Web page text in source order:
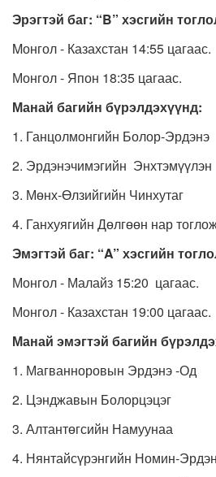
Эрэгтэй баг: “B” хэсгийн
Mонгол - Казахстан 14:55 цагаас.
Монгол - Япон 18:35 цагаас.
Манай багийн бүрэлдэхүүнд:
1. Ганцолмонгийн Болор-Эрдэнэ
2. Эрдэнэчимэгийн Энхтэмүүлэн
3. Мөнх-Өлзийгийн Чинхутаг
4. Ганхуягийн Дөлгөөн нар
Эмэгтэй баг: “A” хэсгийн
Монгол - Малайз 15:20 цагаас.
Монгол - Казахстан 19:00 цагаас.
Манай эмэгтэй багийн
1. Магванноровын Эрдэнэ -Од
2. Цэнджавын Болорцэцэг
3. Алтантөгсийн Намуунаа
4. Нянтайсүрэнгийн Номин-